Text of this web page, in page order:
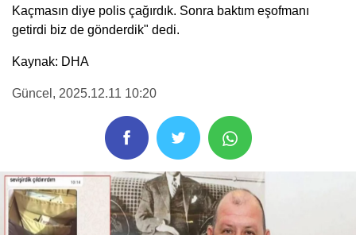
Kaçmasın diye polis çağırdık. Sonra baktım eşofmanı
getirdi biz de gönderdik" dedi.
Kaynak: DHA
Güncel , 2025.12.11 10:20